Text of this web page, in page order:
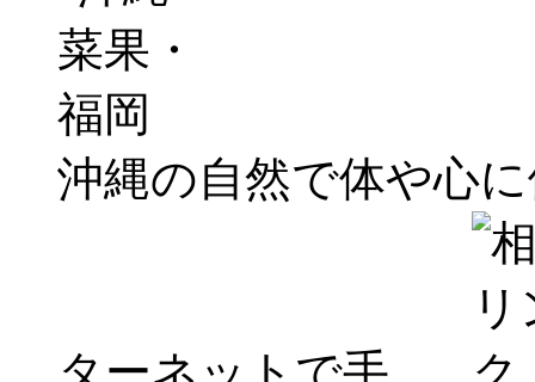
沖縄の自然で体や心
ターネットで手...